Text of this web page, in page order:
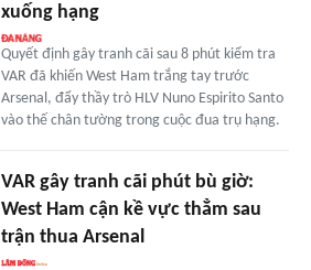
xuống hạng
Quyết định gây tranh cãi sau 8 phút kiểm tra
VAR đã khiến West Ham trắng tay trước
Arsenal, đẩy thầy trò HLV Nuno Espirito Santo
vào thế chân tường trong cuộc đua trụ hạng.
VAR gây tranh cãi phút bù giờ:
West Ham cận kề vực thẳm sau
trận thua Arsenal